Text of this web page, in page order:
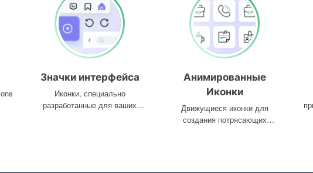
Значки интерфейса
Иконки, специально
разработанные для ваших
Анимированные
Иконки
Движущиеся иконки для
создания потрясающих